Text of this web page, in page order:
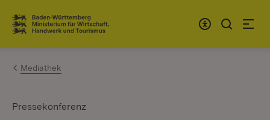
Zum Inhalt springen
Link zur Startseite
Mediathek
Pressekonferenz